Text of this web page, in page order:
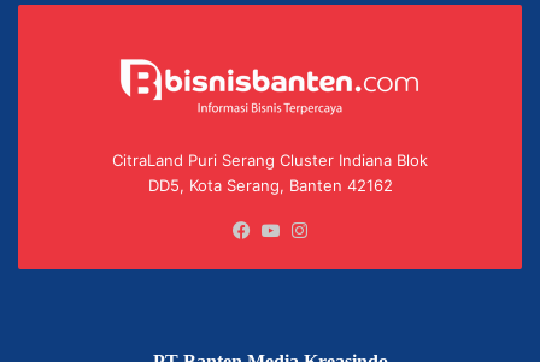
CitraLand Puri Serang Cluster Indiana Blok
DD5, Kota Serang, Banten 42162
Facebook
YouTube